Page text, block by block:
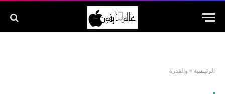
الرئيسية » والقدرة